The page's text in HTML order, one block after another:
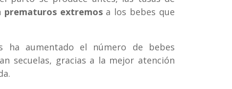
prematuros extremosa los bebes que
aumentado el número de bebes
secuelas, gracias a la mejor atención